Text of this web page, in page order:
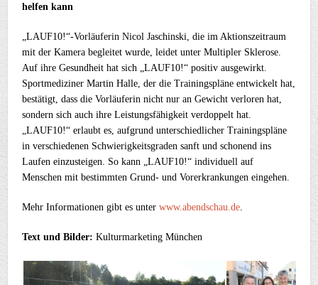
helfen kann
„LAUF10!“-Vorläuferin Nicol Jaschinski, die im Aktionszeitraum
mit der Kamera begleitet wurde, leidet unter Multipler Sklerose.
Auf ihre Gesundheit hat sich „LAUF10!“ positiv ausgewirkt.
Sportmediziner Martin Halle, der die Trainingspläne entwickelt hat,
bestätigt, dass die Vorläuferin nicht nur an Gewicht verloren hat,
sondern sich auch ihre Leistungsfähigkeit verdoppelt hat.
„LAUF10!“ erlaubt es, aufgrund unterschiedlicher Trainingspläne
in verschiedenen Schwierigkeitsgraden sanft und schonend ins
Laufen einzusteigen. So kann „LAUF10!“ individuell auf
Menschen mit bestimmten Grund- und Vorerkrankungen eingehen.
Mehr Informationen gibt es unterwww.abendschau.de
Text und Bilder: Kulturmarketing München